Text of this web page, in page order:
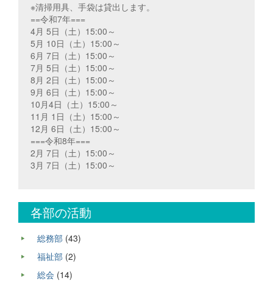
※清掃用具、手袋は貸出します。
==令和7年===
4月 5日（土）15:00～
5月 10日（土）15:00～
6月 7日（土）15:00～
7月 5日（土）15:00～
8月 2日（土）15:00～
9月 6日（土）15:00～
10月4日（土）15:00～
11月 1日（土）15:00～
12月 6日（土）15:00～
===令和8年===
2月 7日（土）15:00～
3月 7日（土）15:00～
各部の活動
総務部 (43)
福祉部 (2)
総会 (14)